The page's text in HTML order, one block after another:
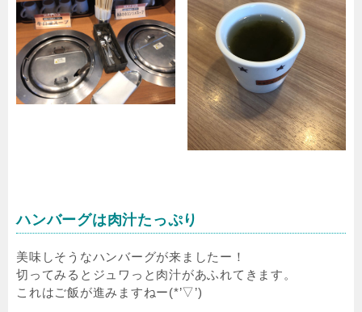
ハンバーグは肉汁たっぷり
美味しそうなハンバーグが来ましたー！
切ってみるとジュワっと肉汁があふれてきます。
これはご飯が進みますねー(*’▽’)